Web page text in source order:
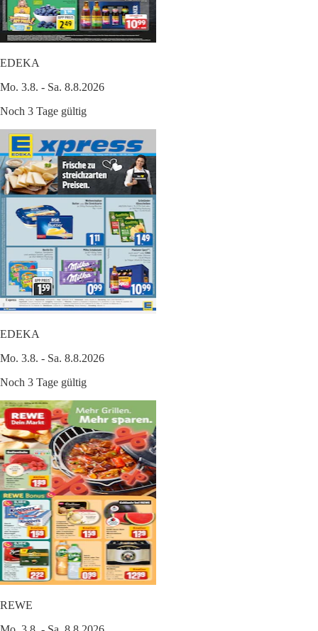
EDEKA
Mo. 3.8. - Sa. 8.8.2026
Noch 3 Tage gültig
EDEKA
Mo. 3.8. - Sa. 8.8.2026
Noch 3 Tage gültig
REWE